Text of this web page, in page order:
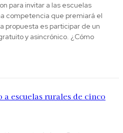
para invitar a las escuelas
competencia que premiará el
propuesta es participar de un
y asincrónico. ¿Cómo
escuelas rurales de cinco